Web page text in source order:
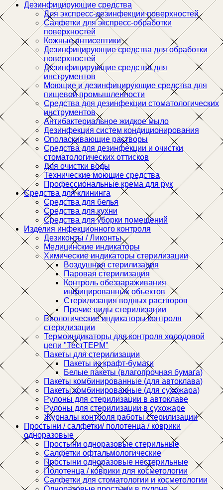
Дезинфицирующие средства
Для экспресс-дезинфекции поверхностей
Салфетки для экспресс-обработки
поверхностей
Кожные антисептики
Дезинфицирующие средства для обработки
поверхностей
Дезинфицирующие средства для
инструментов
Моющие и дезинфицирующие средства для
пищевой промышленности
Средства для дезинфекции стоматологических
инструментов
Антибактериальное жидкое мыло
Дезинфекция систем кондиционирования
Ополаскивающие растворы
Средства для дезинфекции и очистки
стоматологических оттисков
Для очистки воды
Технические моющие средства
Профессиональные крема для рук
Средства для клининга
Средства для белья
Средства для кухни
Средства для уборки помещений
Изделия инфекционного контроля
Дезиконты / Ликонты
Медицинские индикаторы
Химические индикаторы стерилизации
Воздушная стерилизация
Паровая стерилизация
Контроль обеззараживания
инфицированных объектов
Стерилизация водных растворов
Прочие виды стерилизации
Биологические индикаторы контроля
стерилизации
Термоиндикаторы для контроля холодовой
цепи "ТестТЕРМ"
Пакеты для стерилизации
Пакеты из крафт-бумаги
Белые пакеты (влагопрочная бумага)
Пакеты комбинированные (для автоклава)
Пакеты комбинированные (для сухожара)
Рулоны для стерилизации в автоклаве
Рулоны для стерилизации в сухожаре
Журналы контроля работы стерилизации
Простыни / салфетки/ полотенца / коврики
одноразовые
Простыни одноразовые стерильные
Салфетки офтальмологические
Простыни одноразовые нестерильные
Полотенца / коврики для косметологии
Салфетки для стоматологии и косметологии